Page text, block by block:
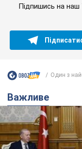
Підпишись на наш
Один з
Важливе